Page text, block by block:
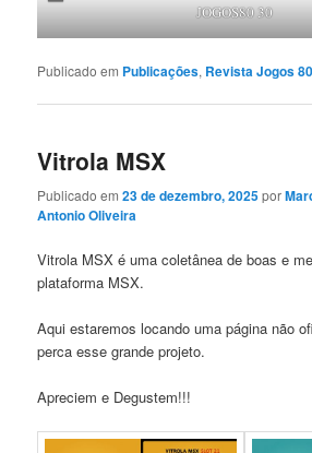
JOGOS80 30
Publicado em Publicações, Revista Jogos 80
Vitrola MSX
Publicado em23 de dezembro, 2025por
Antonio Oliveira
Vitrola MSX é uma coletânea de boas e
plataforma MSX.
Aqui estaremos locando uma página não
perca esse grande projeto.
Apreciem e Degustem!!!